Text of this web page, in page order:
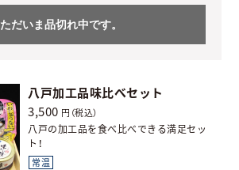
ただいま品切れ中です。
八戸加工品味比べセット
3,500 円（税込）
八戸の加工品を食べ比べできる満足セッ
ト！
常温